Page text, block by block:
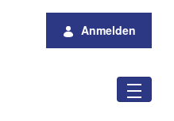
Anmelden